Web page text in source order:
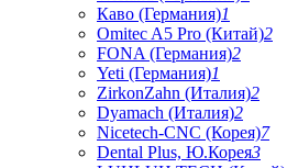
Каво (Германия)1
Omitec A5 Pro (Китай)2
FONA (Германия)2
Yeti (Германия)1
ZirkonZahn (Италия)2
Dyamach (Италия)2
Nicetech-CNC (Корея)7
Dental Plus, Ю.Корея3